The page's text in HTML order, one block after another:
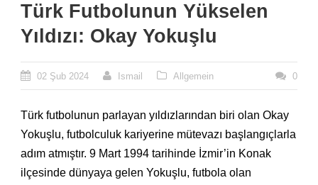
Türk Futbolunun Yükselen
Yıldızı: Okay Yokuşlu
02 Şub 2024 Ismail Allgemein 0
Türk futbolunun parlayan yıldızlarından biri olan Okay
Yokuşlu, futbolculuk kariyerine mütevazı başlangıçlarla
adım atmıştır. 9 Mart 1994 tarihinde İzmir’in Konak
ilçesinde dünyaya gelen Yokuşlu, futbola olan